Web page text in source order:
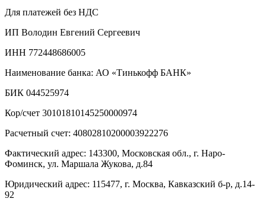
Для платежей без НДС
ИП Володин Евгений Сергеевич
ИНН 772448686005
Наименование банка: АО «Тинькофф БАНК»
БИК 044525974
Кор/счет 30101810145250000974
Расчетный счет: 40802810200003922276
Фактический адрес: 143300, Московская обл., г. Наро-
Фоминск, ул. Маршала Жукова, д.84
Юридический адрес: 115477, г. Москва, Кавказский б-р, д.14-
92